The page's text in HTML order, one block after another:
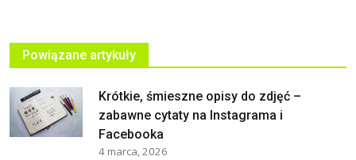
Powiązane artykuły
Krótkie, śmieszne opisy do zdjęć –
zabawne cytaty na Instagrama i
Facebooka
4 marca, 2026